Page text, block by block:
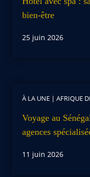
bien-être
25 juin 2026
À LA UNE | AFRIQUE
Voyage au
agences
11 juin 2026